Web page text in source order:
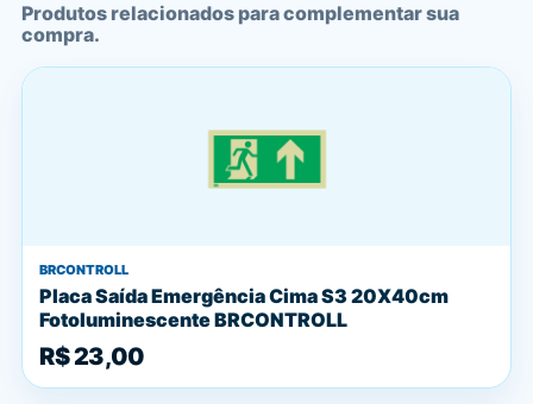
Produtos relacionados para complementar sua
compra.
BRCONTROLL
Placa Saída Emergência Cima S3 20X40cm
Fotoluminescente BRCONTROLL
R$ 23,00